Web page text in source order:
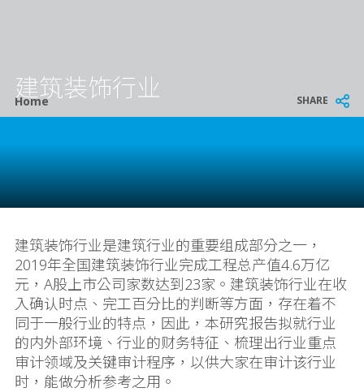
Breadcrumb
Home SHARE
建筑装饰行业
建筑装饰行业是建筑行业的重要组成部分之一，
2019年全国建筑装饰行业完成工程总产值4.6万亿
元，A股上市公司家数达到23家。建筑装饰行业在收
入确认时点、完工百分比的判断等方面，存在着不
同于一般行业的特点，因此，本研究报告拟就行业
的内外部环境、行业的财务特征、梳理出行业重点
审计领域及关键审计程序，以供大家在审计该行业
时，能做分析参考之用。